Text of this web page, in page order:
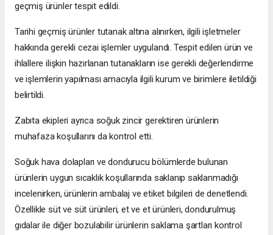
geçmiş ürünler tespit edildi.
Tarihi geçmiş ürünler tutanak altına alınırken, ilgili işletmeler
hakkında gerekli cezai işlemler uygulandı. Tespit edilen ürün ve
ihlallere ilişkin hazırlanan tutanakların ise gerekli değerlendirme
ve işlemlerin yapılması amacıyla ilgili kurum ve birimlere iletildiği
belirtildi.
Zabıta ekipleri ayrıca soğuk zincir gerektiren ürünlerin
muhafaza koşullarını da kontrol etti.
Soğuk hava dolapları ve dondurucu bölümlerde bulunan
ürünlerin uygun sıcaklık koşullarında saklanıp saklanmadığı
incelenirken, ürünlerin ambalaj ve etiket bilgileri de denetlendi.
Özellikle süt ve süt ürünleri, et ve et ürünleri, dondurulmuş
gıdalar ile diğer bozulabilir ürünlerin saklama şartları kontrol